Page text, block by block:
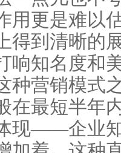
用更是难以
得到清晰的
响知名度和
种营销模式
在最短半年
现——企业知